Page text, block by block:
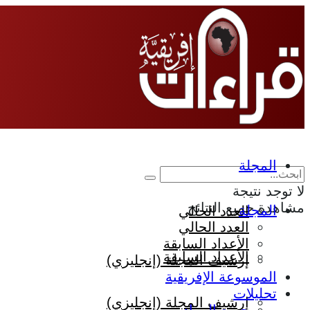
لا توجد نتيجة
مشاهدة جميع النتائج
المجلة
العدد الحالي
الأعداد السابقة
إرشيف المجلة (إنجليزي)
المجلة
العدد الحالي
الأعداد السابقة
إرشيف المجلة (إنجليزي)
الموسوعة الإفريقية
تحليلات